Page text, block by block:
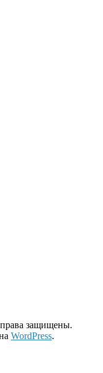
защищены.
WordPress.